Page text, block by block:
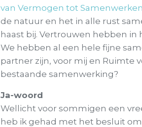
van Vermogen tot Samenwerken
de natuur en het in alle rust
haast bij. Vertrouwen hebben in
We hebben al een hele fijne
partner zijn, voor mij en Ruimte
bestaande samenwerking?
Ja-woord
Wellicht voor sommigen een
heb ik gehad met het besluit